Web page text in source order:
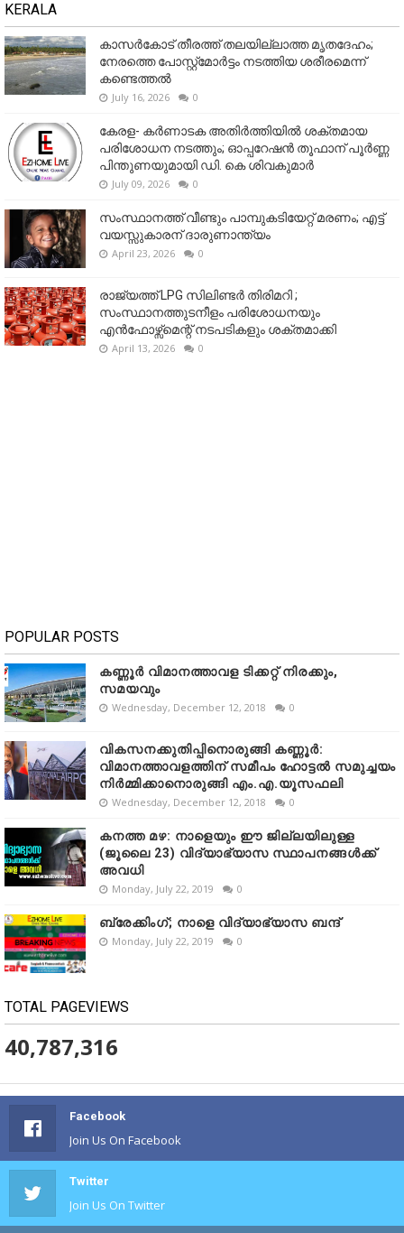
KERALA
കാസർകോട് തീരത്ത് തലയില്ലാത്ത മൃതദേഹം;
നേരത്തെ പോസ്റ്റ്‌മോർട്ടം നടത്തിയ ശരീരമെന്ന്
കണ്ടെത്തൽ
July 16, 2026 0
കേരള- കർണാടക അതിർത്തിയിൽ ശക്തമായ
പരിശോധന നടത്തും; ഓപ്പറേഷൻ തൂഫാന് പൂർണ്ണ
പിന്തുണയുമായി ഡി. കെ ശിവകുമാർ
July 09, 2026 0
സംസ്ഥാനത്ത് വീണ്ടും പാമ്പുകടിയേറ്റ് മരണം; എട്ട്
വയസ്സുകാരന് ദാരുണാന്ത്യം
April 23, 2026 0
രാജ്യത്ത് LPG സിലിണ്ടർ തിരിമറി ;
സംസ്ഥാനത്തുടനീളം പരിശോധനയും
എൻഫോഴ്സ്മെന്റ് നടപടികളും ശക്തമാക്കി
April 13, 2026 0
POPULAR POSTS
കണ്ണൂർ വിമാനത്താവള ടിക്കറ്റ് നിരക്കും,
സമയവും
Wednesday, December 12, 2018 0
വികസനക്കുതിപ്പിനൊരുങ്ങി കണ്ണൂർ:
വിമാനത്താവളത്തിന് സമീപം ഹോട്ടൽ സമുച്ചയം
നിർമ്മിക്കാനൊരുങ്ങി എം.എ.യൂസഫലി
Wednesday, December 12, 2018 0
കനത്ത മഴ: നാളെയും ഈ ജില്ലയിലുള്ള
(ജൂലൈ 23) വിദ്യാഭ്യാസ സ്ഥാപനങ്ങൾക്ക്
അവധി
Monday, July 22, 2019 0
ബ്രേക്കിംഗ്; നാളെ വിദ്യാഭ്യാസ ബന്ദ്
Monday, July 22, 2019 0
TOTAL PAGEVIEWS
40,787,316
Facebook
Join Us On Facebook
Twitter
Join Us On Twitter